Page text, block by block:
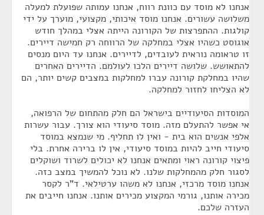
אנחנו לא מוסד עם כוונת רווח, אנחנו עמותה שפועלת למעלה
משלושה עשורים. אנחנו מוסד איכותי, מקצועי, מוערך על ידי
קולגות. ההתפרצות של הקורונה הייתה אצלי במהלך חודש
אוגוסט כשהיו אצלי במחלקה של הרווחה רק חמישה דיירים.
זו טראומה נוראית לעובדים, לדיירים. אנחנו עד היום מנסים
להתאושש. שלושה דיירים הלכו לעולמם. הדיירים האחרים
שהיו במחלקת קורונה עברו למחלקות במצבים קשים יותר, הם
לא הצליחו לחזור למחלקה.
המוסדות הסיעודיים בישראל הם חלק מהתחום של הרפואה,
אי אפשר להתעלם מזה. מוסד סיעודי הוא צורך. עבור עשרות
אלפי אנשים הוא בית - ואין לו תחליף. מי שנמצא במוסד
סיעודי חייב להיות במוסד סיעודי, אין לו ברירה אחרת. בלי
פיצוי קורונה ראוי ומתאים אנחנו לא יכולים לשרוד ושוקלים
לסגור חלק מהמחלקות שלנו. לא נוכל להמשיך במצב כזה.
אנחנו מוסד מרכזי, אנחנו לא משהו ערטילאי. ד"ר לקסר
מכירה אותנו, גורמי המקצוע מכירים אותנו. אנחנו חייבים את
העזרה שלכם.